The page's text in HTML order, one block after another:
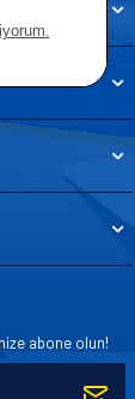
abone olun!